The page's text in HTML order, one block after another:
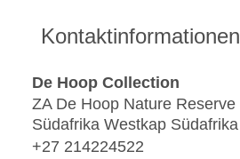
Kontaktinformationen
De Hoop Collection
ZA De Hoop Nature Reserve
Südafrika Westkap Südafrika
+27 214224522